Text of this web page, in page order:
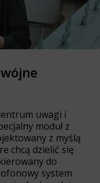
uwagi i
moduł z
z myślą
chcą dzielić się
do
system